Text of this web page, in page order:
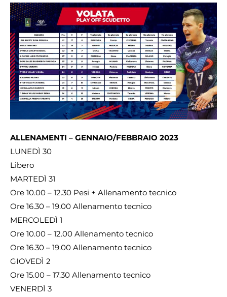
ALLENAMENTI – GENNAIO/FEBBRAIO 2023
LUNEDÌ 30
Libero
MARTEDÌ 31
Ore 10.00 – 12.30 Pesi + Allenamento tecnico
Ore 16.30 – 19.00 Allenamento tecnico
MERCOLEDÌ 1
Ore 10.00 – 12.00 Allenamento tecnico
Ore 16.30 – 19.00 Allenamento tecnico
GIOVEDÌ 2
Ore 15.00 – 17.30 Allenamento tecnico
VENERDÌ 3